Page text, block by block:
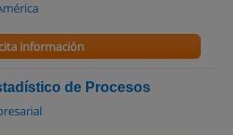
información
de Procesos